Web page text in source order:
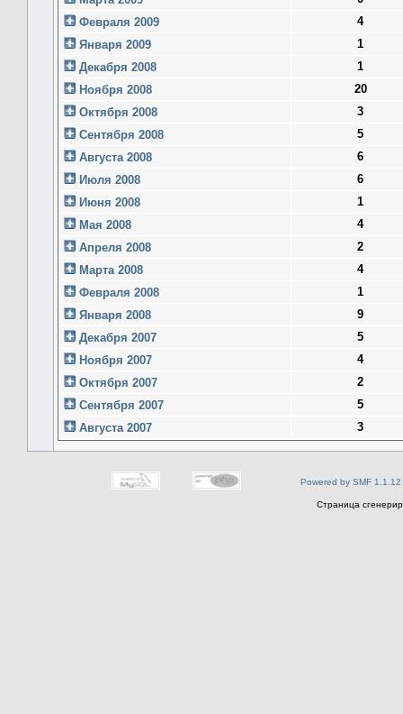
Февраля 2009
4
Января 2009
1
Декабря 2008
1
Ноября 2008
20
Октября 2008
3
Сентября 2008
5
Августа 2008
6
Июля 2008
6
Июня 2008
1
Мая 2008
4
Апреля 2008
2
Марта 2008
4
Февраля 2008
1
Января 2008
9
Декабря 2007
5
Ноября 2007
4
Октября 2007
2
Сентября 2007
5
Августа 2007
3
Powered by SMF 1.1.12
Страница